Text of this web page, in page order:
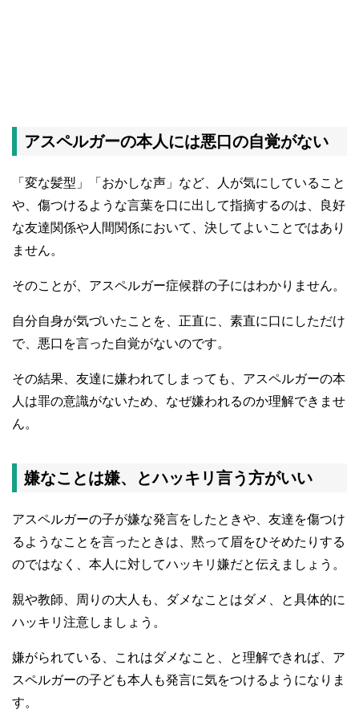
アスペルガーの本人には悪口の自覚がない
「変な髪型」「おかしな声」など、人が気にしていること
や、傷つけるような言葉を口に出して指摘するのは、良好
な友達関係や人間関係において、決してよいことではあり
ません。
そのことが、アスペルガー症候群の子にはわかりません。
自分自身が気づいたことを、正直に、素直に口にしただけ
で、悪口を言った自覚がないのです。
その結果、友達に嫌われてしまっても、アスペルガーの本
人は罪の意識がないため、なぜ嫌われるのか理解できませ
ん。
嫌なことは嫌、とハッキリ言う方がいい
アスペルガーの子が嫌な発言をしたときや、友達を傷つけ
るようなことを言ったときは、黙って眉をひそめたりする
のではなく、本人に対してハッキリ嫌だと伝えましょう。
親や教師、周りの大人も、ダメなことはダメ、と具体的に
ハッキリ注意しましょう。
嫌がられている、これはダメなこと、と理解できれば、ア
スペルガーの子ども本人も発言に気をつけるようになりま
す。